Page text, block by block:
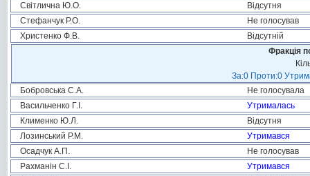
Світлична Ю.О.
Відсутня
Стефанчук Р.О.
Не голосував
Христенко Ф.В.
Відсутній
Фракція
За:0 Проти:0
Бобровська С.А.
Не голосувала
Васильченко Г.І.
Утрималась
Клименко Ю.Л.
Відсутня
Лозинський Р.М.
Утримався
Осадчук А.П.
Не голосував
Рахманін С.І.
Утримався